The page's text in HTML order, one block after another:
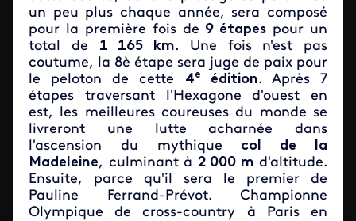
un peu plus chaque année, sera composé
pour la première fois de 9 étapes pour un
total de 1 165 km. Une fois n'est pas
coutume, la 8è étape sera juge de paix pour
le peloton de cette 4e édition. Après 7
étapes traversant l'Hexagone d'ouest en
est, les meilleures coureuses du monde se
livreront une lutte acharnée dans
l'ascension du mythique col de la
Madeleine, culminant à 2 000 m d'altitude.
Ensuite, parce qu'il sera le premier de
Pauline Ferrand-Prévot. Championne
Olympique de cross-country à Paris en